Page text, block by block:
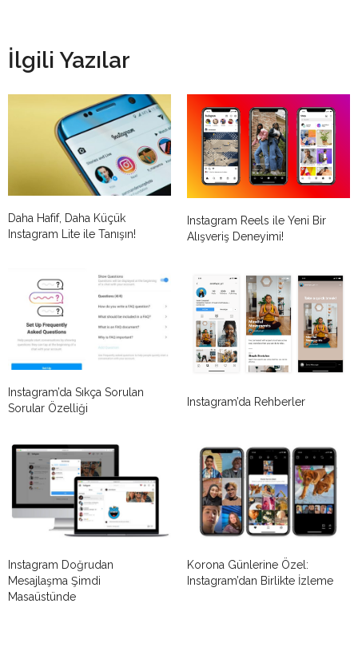
İlgili Yazılar
Daha Hafif, Daha Küçük
Instagram Lite ile Tanışın!
Instagram Reels ile Yeni Bir
Alışveriş Deneyimi!
Instagram’da Sıkça Sorulan
Sorular Özelliği
Instagram’da Rehberler
Instagram Doğrudan
Mesajlaşma Şimdi
Masaüstünde
Korona Günlerine Özel:
Instagram’dan Birlikte İzleme